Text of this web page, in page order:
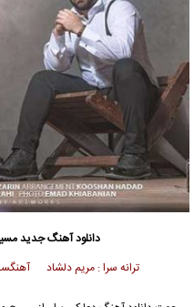
دانلود آهنگ جدید
ترانه سرا : مریم دلشاد